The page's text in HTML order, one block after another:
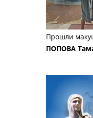
Прошли
ПОПОВА